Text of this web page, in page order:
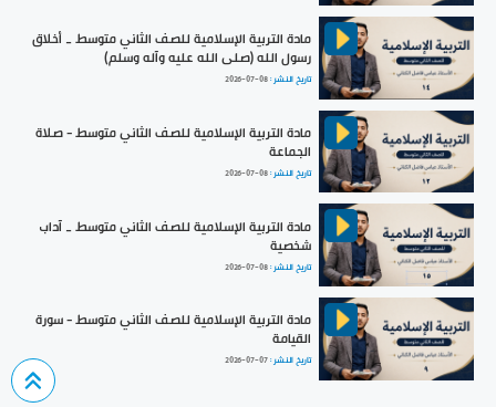
مادة التربية الإسلامية للصف الثاني متوسط _ أخلاق
رسول الله (صلى الله عليه وآله وسلم)
تاريخ النشر :2026-07-08
مادة التربية الإسلامية للصف الثاني متوسط - صلاة
الجماعة
تاريخ النشر :2026-07-08
مادة التربية الإسلامية للصف الثاني متوسط _ آداب
شخصية
تاريخ النشر :2026-07-08
مادة التربية الإسلامية للصف الثاني متوسط - سورة
القيامة
تاريخ النشر :2026-07-07